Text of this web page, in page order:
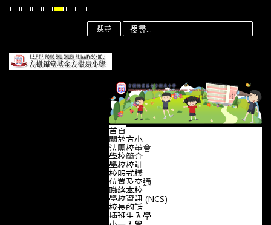
Default
NightHighHighHigh
Contrast
Set
Smaller
Set
Default
Set
Larger
Font
搜尋
首頁
關於方小
法團校董會
學校簡介
學校校訓
校服式樣
位置及交通
聯絡本校
學校資訊 (NCS)
校長的話
插班生入學